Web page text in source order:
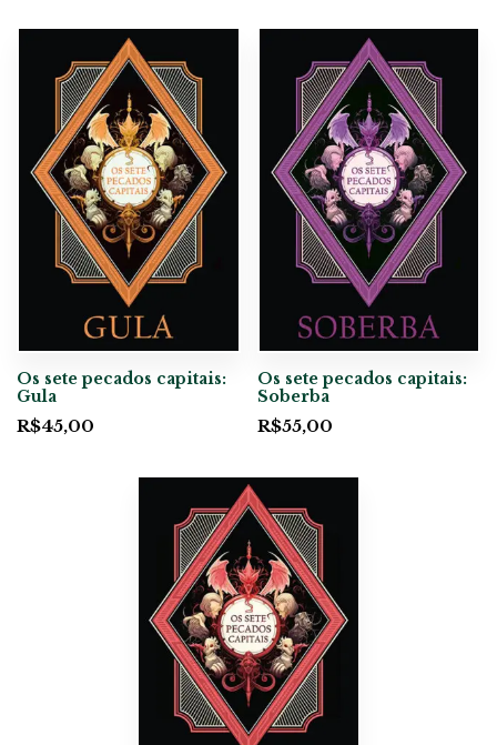
Os sete pecados capitais:
Gula
R$45,00
Os sete pecados capitais:
Soberba
R$55,00